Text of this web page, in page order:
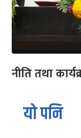
नीति तथा
यो पनि